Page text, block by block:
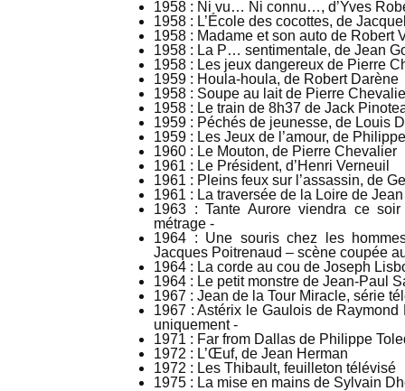
1958 : Ni vu… Ni connu…, d’Yves
1958 : L’École des cocottes, de
1958 : Madame et son auto de Robert
1958 : La P… sentimentale, de Jean
1958 : Les jeux dangereux de Pierre
1959 : Houla-houla, de Robert Darène
1958 : Soupe au lait de Pierre
1958 : Le train de 8h37 de Jack
1959 : Péchés de jeunesse, de Louis
1959 : Les Jeux de l’amour, de
1960 : Le Mouton, de Pierre Chevalier
1961 : Le Président, d’Henri Verneuil
1961 : Pleins feux sur l’assassin, de
1961 : La traversée de la Loire de
1963 : Tante Aurore viendra ce
métrage -
1964 : Une souris chez les
Jacques Poitrenaud – scène coupée
1964 : La corde au cou de Joseph
1964 : Le petit monstre de Jean-Paul
1967 : Jean de la Tour Miracle, série
1967 : Astérix le Gaulois de
uniquement -
1971 : Far from Dallas de Philippe
1972 : L’Œuf, de Jean Herman
1972 : Les Thibault, feuilleton télévisé
1975 : La mise en mains de Sylvain